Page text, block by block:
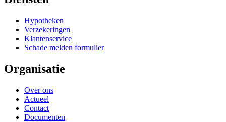
Hypotheken
Verzekeringen
Klantenservice
Schade melden formulier
Organisatie
Over ons
Actueel
Contact
Documenten